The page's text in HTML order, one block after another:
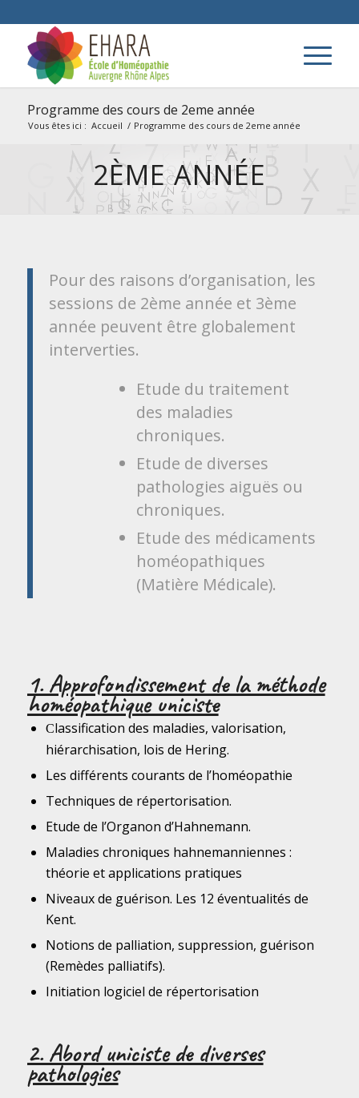
Programme des cours de 2eme année
Vous êtes ici : Accueil / Programme des cours de 2eme année
2ÈME ANNÉE
Pour des raisons d’organisation, les
sessions de 2ème année et 3ème
année peuvent être globalement
interverties.
Etude du traitement
des maladies
chroniques.
Etude de diverses
pathologies aiguës ou
chroniques.
Etude des médicaments
homéopathiques
(Matière Médicale).
1. Approfondissement de la méthode
homéopathique uniciste
Classification des maladies, valorisation,
hiérarchisation, lois de Hering.
Les différents courants de l’homéopathie
Techniques de répertorisation.
Etude de l’Organon d’Hahnemann.
Maladies chroniques hahnemanniennes :
théorie et applications pratiques
Niveaux de guérison. Les 12 éventualités de
Kent.
Notions de palliation, suppression, guérison
(Remèdes palliatifs).
Initiation logiciel de répertorisation
2. Abord uniciste de diverses
pathologies